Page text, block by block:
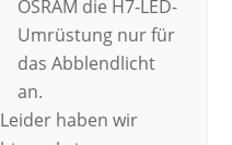
OSRAM die H7-LED-
Umrüstung nur für
das Abblendlicht
an.
Leider haben wir